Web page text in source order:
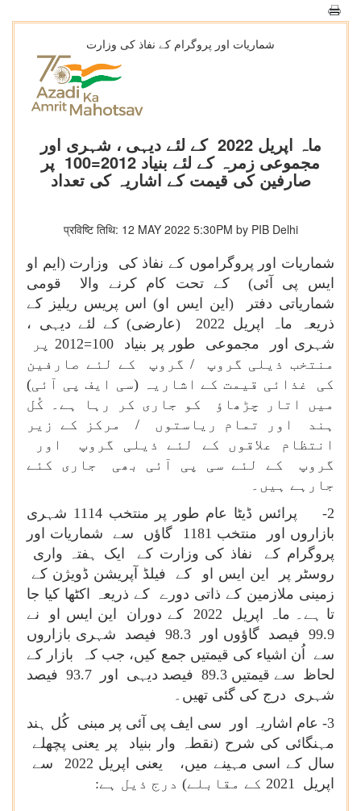
شماریات اور پروگرام کے نفاذ کی وزارت
ماہ اپریل 2022 کے لئے دیہی ، شہری اور
مجموعی زمرہ کے لئے بنیاد 2012=100 پر
صارفین کی قیمت کے اشاریہ کی تعداد
प्रविष्टि तिथि: 12 MAY 2022 5:30PM by PIB Delhi
شماریات اور پروگراموں کے نفاذ کی وزارت (ایم او
ایس پی آئی) کے تحت کام کرنے والا قومی
شماریاتی دفتر (این ایس او) اس پریس ریلیز کے
ذریعہ ماہ اپریل 2022 (عارضی) کے لئے دیہی ،
شہری اور مجموعی طور پر بنیاد 2012=100پر
منتخب ذیلی گروپ / گروپ کے لئے صارفین
کی غذائی قیمت کے اشاریہ (سی ایف پی آئی)
میں اتار چڑھاؤ کو جاری کر رہا ہے۔ کُل
ہند اور تمام ریاستوں / مرکز کے زیر
انتظام علاقوں کے لئے ذیلی گروپ اور
گروپ کے لئے سی پی آئی بھی جاری کئے
جارہے ہیں۔
2- پرائس ڈیٹا عام طور پر منتخب 1114 شہری
بازاروں اور منتخب 1181 گاؤں سے شماریات اور
پروگرام کے نفاذ کی وزارت کے ایک ہفتہ واری
روسٹر پر این ایس او کے فیلڈ آپریشن ڈویژن کے
زمینی ملازمین کے ذاتی دورے کے ذریعہ اکٹھا کیا جا
تا ہے۔ ماہ اپریل 2022 کے دوران این ایس او نے
99.9 فیصد گاؤوں اور 98.3 فیصد شہری بازاروں
سے اُن اشیاء کی قیمتیں جمع کیں، جب کہ بازار کے
لحاظ سے قیمتیں 89.3 فیصد دیہی اور 93.7 فیصد
شہری درج کی گئی تھیں۔
3- عام اشاریہ اور سی ایف پی آئی پر مبنی کُل ہند
مہنگائی کی شرح (نقطہ وار بنیاد پر یعنی پچھلے
سال کے اسی مہینے میں، یعنی اپریل 2022 سے
اپریل 2021 کے مقابلے) درج ذیل ہے: